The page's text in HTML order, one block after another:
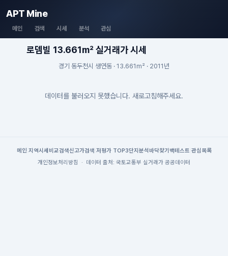
APT Mine
메인 검색 시세 분석 관심
로뎀빌 13.661m² 실거래가 시세
경기 동두천시 생연동 · 13.661m² · 2011년
데이터를 불러오지 못했습니다. 새로고침해주세요.
메인| 지역시세 비교검색신고가검색 저평가 TOP3단지분석 바닥찾기 백테스트 관심목록
개인정보처리방침
· 데이터 출처: 국토교통부 실거래가 공공데이터